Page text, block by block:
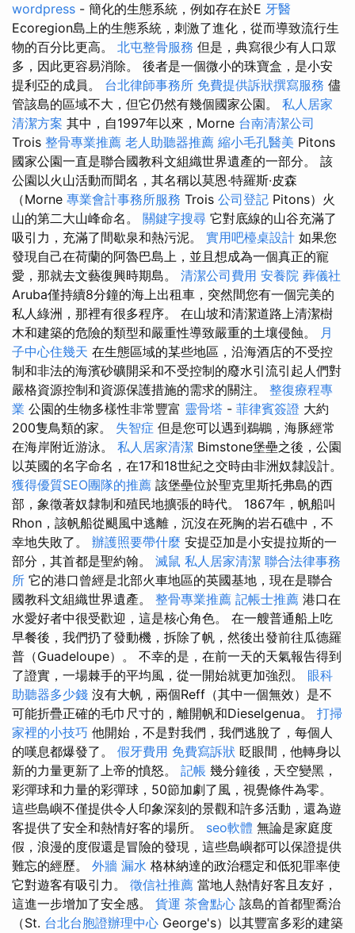
wordpress - 簡化的生態系統，例如存在於E 牙醫
Ecoregion島上的生態系統，刺激了進化，從而導致流行生
物的百分比更高。 北屯整骨服務 但是，典寫很少有人口眾
多，因此更容易消除。 後者是一個微小的珠寶盒，是小安
提利亞的成員。 台北律師事務所 免費提供訴狀撰寫服務 儘
管該島的區域不大，但它仍然有幾個國家公園。 私人居家
清潔方案 其中，自1997年以來，Morne 台南清潔公司
Trois 整骨專業推薦 老人助聽器推薦 縮小毛孔醫美 Pitons
國家公園一直是聯合國教科文組織世界遺產的一部分。 該
公園以火山活動而聞名，其名稱以莫恩·特羅斯·皮森
（Morne 專業會計事務所服務 Trois 公司登記 Pitons）火
山的第二大山峰命名。 關鍵字搜尋 它對底線的山谷充滿了
吸引力，充滿了間歇泉和熱污泥。 實用吧檯桌設計 如果您
發現自己在荷蘭的阿魯巴島上，並且想成為一個真正的寵
愛，那就去文藝復興時期島。 清潔公司費用 安養院 葬儀社
Aruba僅持續8分鐘的海上出租車，突然間您有一個完美的
私人綠洲，那裡有很多程序。 在山坡和清潔道路上清潔樹
木和建築的危險的類型和嚴重性導致嚴重的土壤侵蝕。 月
子中心住幾天 在生態區域的某些地區，沿海酒店的不受控
制和非法的海濱砂礦開采和不受控制的廢水引流引起人們對
嚴格資源控制和資源保護措施的需求的關注。 整復療程專
業 公園的生物多樣性非常豐富 靈骨塔 - 菲律賓簽證 大約
200隻鳥類的家。 失智症 但是您可以遇到鵜鶘，海豚經常
在海岸附近游泳。 私人居家清潔 Bimstone堡壘之後，公園
以英國的名字命名，在17和18世紀之交時由非洲奴隸設計。
獲得優質SEO團隊的推薦 該堡壘位於聖克里斯托弗島的西
部，象徵著奴隸制和殖民地擴張的時代。 1867年，帆船叫
Rhon，該帆船從颶風中逃離，沉沒在死胸的岩石礁中，不
幸地失敗了。 辦護照要帶什麼 安提亞加是小安提拉斯的一
部分，其首都是聖約翰。 滅鼠 私人居家清潔 聯合法律事務
所 它的港口曾經是北部火車地區的英國基地，現在是聯合
國教科文組織世界遺產。 整骨專業推薦 記帳士推薦 港口在
水愛好者中很受歡迎，這是核心角色。 在一艘普通船上吃
早餐後，我們扔了發動機，拆除了帆，然後出發前往瓜德羅
普（Guadeloupe）。 不幸的是，在前一天的天氣報告得到
了證實，一場棘手的平均風，從一開始就更加強烈。 眼科
助聽器多少錢 沒有大帆，兩個Reff（其中一個無效）是不
可能折疊正確的毛巾尺寸的，離開帆和Dieselgenua。 打掃
家裡的小技巧 他開始，不是對我們，我們逃脫了，每個人
的嘆息都爆發了。 假牙費用 免費寫訴狀 眨眼間，他轉身以
新的力量更新了上帝的憤怒。 記帳 幾分鐘後，天空變黑，
彩彈球和力量的彩彈球，50節加劇了風，視覺條件為零。
這些島嶼不僅提供令人印象深刻的景觀和許多活動，還為遊
客提供了安全和熱情好客的場所。 seo軟體 無論是家庭度
假，浪漫的度假還是冒險的發現，這些島嶼都可以保證提供
難忘的經歷。 外牆 漏水 格林納達的政治穩定和低犯罪率使
它對遊客有吸引力。 徵信社推薦 當地人熱情好客且友好，
這進一步增加了安全感。 貨運 茶會點心 該島的首都聖喬治
（St. 台北台胞證辦理中心 George's）以其豐富多彩的建築